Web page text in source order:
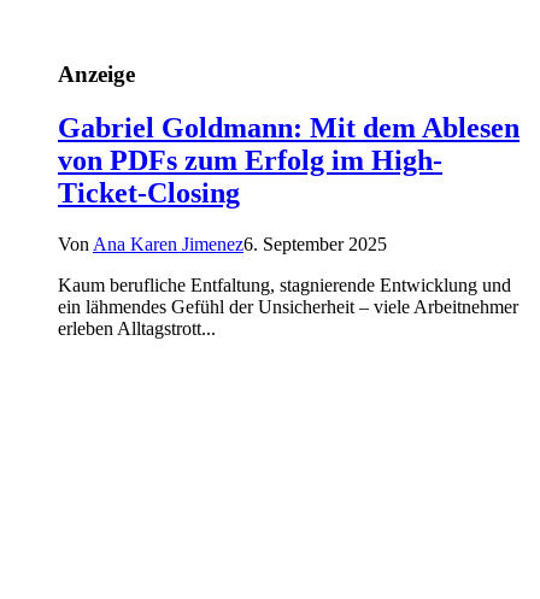
Anzeige
Gabriel Goldmann: Mit dem Ablesen
von PDFs zum Erfolg im High-
Ticket-Closing
Von Ana Karen Jimenez6. September 2025
Kaum berufliche Entfaltung, stagnierende Entwicklung und
ein lähmendes Gefühl der Unsicherheit – viele Arbeitnehmer
erleben Alltagstrott...